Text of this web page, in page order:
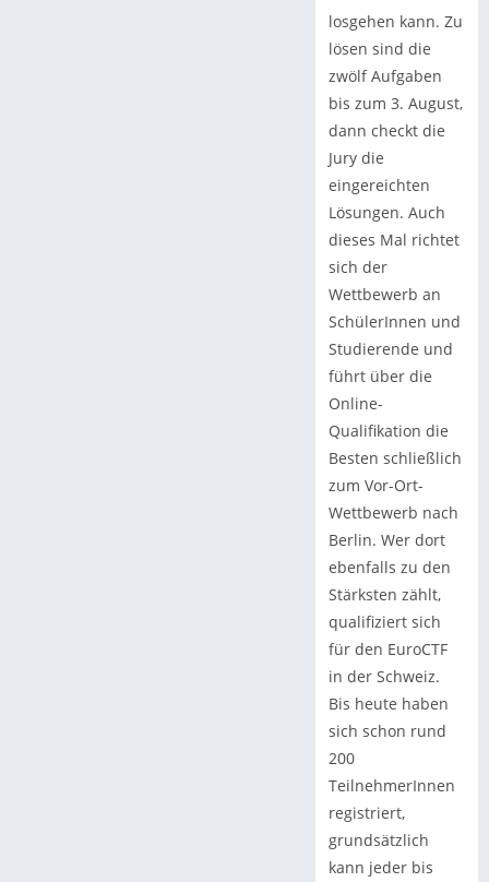
losgehen kann. Zu
lösen sind die
zwölf Aufgaben
bis zum 3. August,
dann checkt die
Jury die
eingereichten
Lösungen. Auch
dieses Mal richtet
sich der
Wettbewerb an
SchülerInnen und
Studierende und
führt über die
Online-
Qualifikation die
Besten schließlich
zum Vor-Ort-
Wettbewerb nach
Berlin. Wer dort
ebenfalls zu den
Stärksten zählt,
qualifiziert sich
für den EuroCTF
in der Schweiz.
Bis heute haben
sich schon rund
200
TeilnehmerInnen
registriert,
grundsätzlich
kann jeder bis